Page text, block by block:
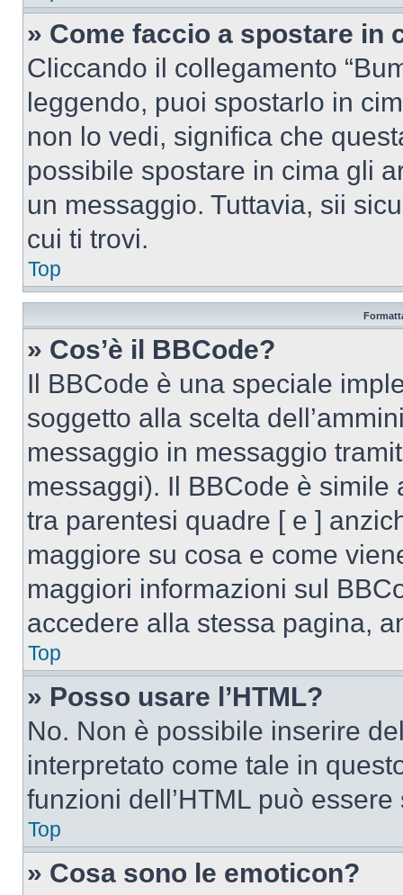
» Come faccio a spostare in
Cliccando il collegamento
leggendo, puoi spostarlo in
non lo vedi, significa che
possibile spostare in cima gli
un messaggio. Tuttavia, sii
cui ti trovi.
Top
» Cos’è il BBCode?
Il BBCode è una speciale
soggetto alla scelta
messaggio in messaggio
messaggi). Il BBCode è simile
tra parentesi quadre [ e ]
maggiore su cosa e come
maggiori informazioni sul
accedere alla stessa pagina,
Top
» Posso usare l’HTML?
No. Non è possibile inserire
interpretato come tale in
funzioni dell’HTML può
Top
» Cosa sono le emoticon?